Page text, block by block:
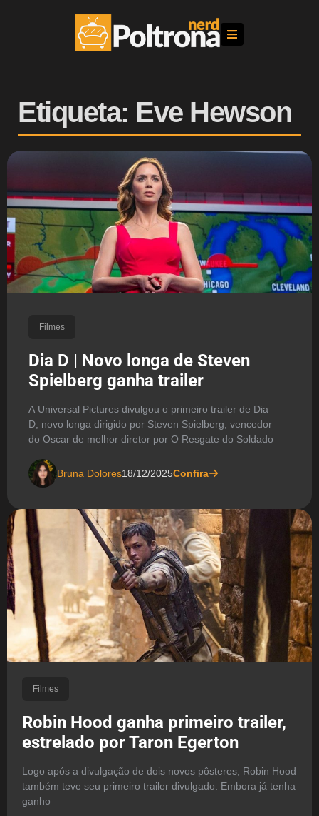
Etiqueta: Eve Hewson
Filmes
Dia D | Novo longa de Steven
Spielberg ganha trailer
A Universal Pictures divulgou o primeiro trailer de Dia
D, novo longa dirigido por Steven Spielberg, vencedor
do Oscar de melhor diretor por O Resgate do Soldado
Bruna Dolores18/12/2025Confira
Filmes
Robin Hood ganha primeiro trailer,
estrelado por Taron Egerton
Logo após a divulgação de dois novos pôsteres, Robin Hood
também teve seu primeiro trailer divulgado. Embora já tenha
ganho